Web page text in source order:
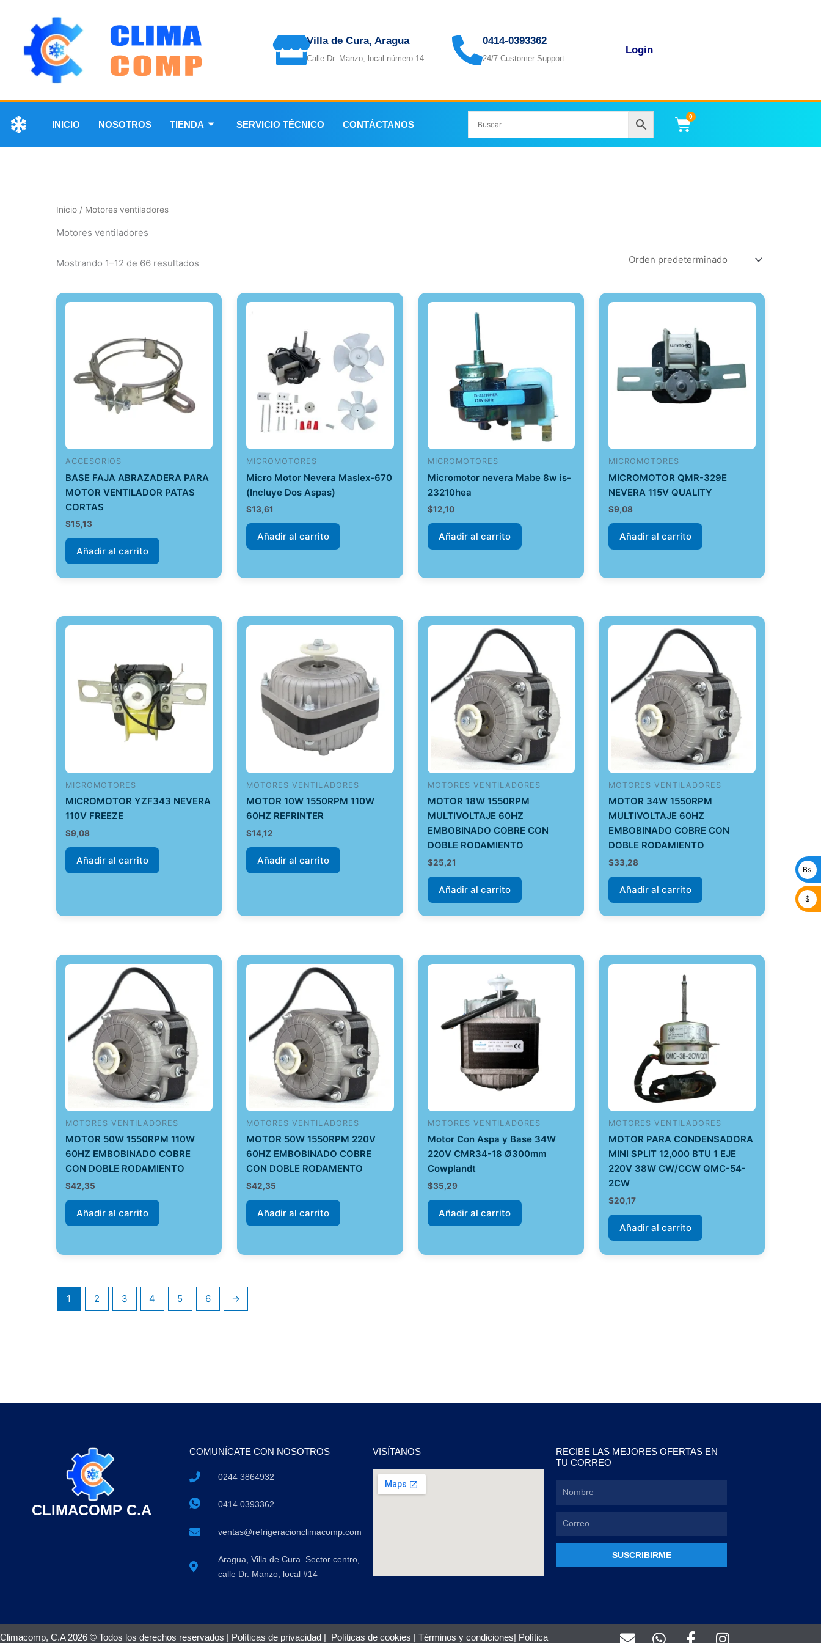
Villa de Cura, Aragua
Calle Dr. Manzo, local número 14
0414-0393362
24/7 Customer Support
Login
INICIO NOSOTROS TIENDA SERVICIO TÉCNICO CONTÁCTANOS
0
Carrito
Inicio / Motores ventiladores
Motores ventiladores
Mostrando 1–12 de 66 resultados
ACCESORIOS
BASE FAJA ABRAZADERA PARA
MOTOR VENTILADOR PATAS
CORTAS
$15,13
Añadir al carrito
MICROMOTORES
Micro Motor Nevera Maslex-670
(Incluye Dos Aspas)
$13,61
Añadir al carrito
MICROMOTORES
Micromotor nevera Mabe 8w is-
23210hea
$12,10
Añadir al carrito
MICROMOTORES
MICROMOTOR QMR-329E
NEVERA 115V QUALITY
$9,08
Añadir al carrito
MICROMOTORES
MICROMOTOR YZF343 NEVERA
110V FREEZE
$9,08
Añadir al carrito
MOTORES VENTILADORES
MOTOR 10W 1550RPM 110W
60HZ REFRINTER
$14,12
Añadir al carrito
MOTORES VENTILADORES
MOTOR 18W 1550RPM
MULTIVOLTAJE 60HZ
EMBOBINADO COBRE CON
DOBLE RODAMIENTO
$25,21
Añadir al carrito
MOTORES VENTILADORES
MOTOR 34W 1550RPM
MULTIVOLTAJE 60HZ
EMBOBINADO COBRE CON
DOBLE RODAMIENTO
$33,28
Añadir al carrito
MOTORES VENTILADORES
MOTOR 50W 1550RPM 110W
60HZ EMBOBINADO COBRE
CON DOBLE RODAMIENTO
$42,35
Añadir al carrito
MOTORES VENTILADORES
MOTOR 50W 1550RPM 220V
60HZ EMBOBINADO COBRE
CON DOBLE RODAMENTO
$42,35
Añadir al carrito
MOTORES VENTILADORES
Motor Con Aspa y Base 34W
220V CMR34-18 Ø300mm
Cowplandt
$35,29
Añadir al carrito
MOTORES VENTILADORES
MOTOR PARA CONDENSADORA
MINI SPLIT 12,000 BTU 1 EJE
220V 38W CW/CCW QMC-54-
2CW
$20,17
Añadir al carrito
1 2 3 4 5 6 →
CLIMACOMP C.A
COMUNÍCATE CON NOSOTROS
0244 3864932
0414 0393362
ventas@refrigeracionclimacomp.com
Aragua, Villa de Cura. Sector centro,
calle Dr. Manzo, local #14
VISÍTANOS
RECIBE LAS MEJORES OFERTAS EN
TU CORREO
SUSCRIBIRME
Climacomp, C.A 2026 © Todos los derechos reservados | Políticas de privacidad | Políticas de cookies | Términos y condiciones| Política
E
W
F
I
Bs.
$